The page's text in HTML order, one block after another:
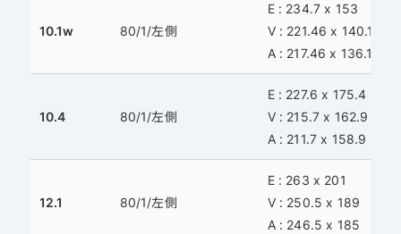
10.1w 80/1/左側
E : 234.7 x 153
V : 221.46 x 140.1
A : 217.46 x 136.1
10.4 80/1/左側
E : 227.6 x 175.4
V : 215.7 x 162.9
A : 211.7 x 158.9
12.1 80/1/左側
E : 263 x 201
V : 250.5 x 189
A : 246.5 x 185